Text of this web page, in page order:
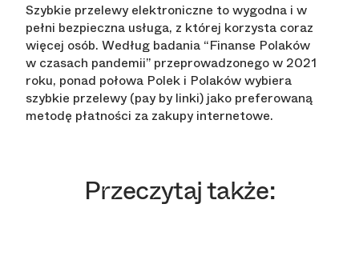
Szybkie przelewy elektroniczne to wygodna i w
pełni bezpieczna usługa, z której korzysta coraz
więcej osób. Według badania “Finanse Polaków
w czasach pandemii” przeprowadzonego w 2021
roku, ponad połowa Polek i Polaków wybiera
szybkie przelewy (pay by linki) jako preferowaną
metodę płatności za zakupy internetowe.
Przeczytaj także: